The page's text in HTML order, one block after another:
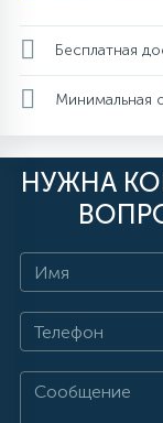
Бесплатная
Минимальная
НУЖНА